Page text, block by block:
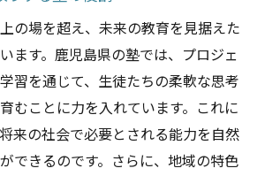
の場を超え、未来の教育を見据えた
ます。鹿児島県の塾では、プロジェ
習を通じて、生徒たちの柔軟な思考
むことに力を入れています。これに
来の社会で必要とされる能力を自然
できるのです。さらに、地域の特色